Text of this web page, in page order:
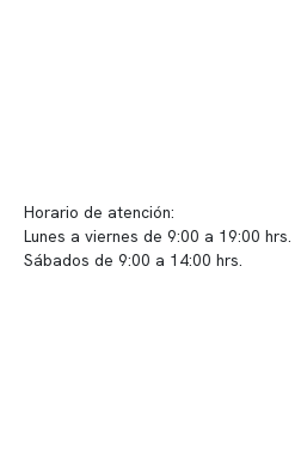
Horario de atención:
Lunes a viernes de 9:00 a 19:00 hrs.
Sábados de 9:00 a 14:00 hrs.